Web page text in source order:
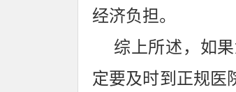
经济负担。
综上所述，如果
定要及时到正规医